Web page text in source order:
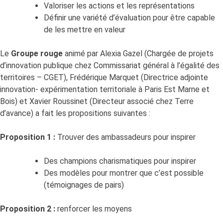
Valoriser les actions et les représentations
Définir une variété d’évaluation pour être capable
de les mettre en valeur
Le Groupe rouge animé par Alexia Gazel (Chargée de projets
d’innovation publique chez Commissariat général à l’égalité des
territoires – CGET), Frédérique Marquet (Directrice adjointe
innovation- expérimentation territoriale à Paris Est Marne et
Bois) et Xavier Roussinet (Directeur associé chez Terre
d’avance) a fait les propositions suivantes :
Proposition 1 : Trouver des ambassadeurs pour inspirer
Des champions charismatiques pour inspirer
Des modèles pour montrer que c’est possible
(témoignages de pairs)
Proposition 2 : renforcer les moyens